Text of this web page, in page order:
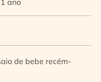
de bebe recém-